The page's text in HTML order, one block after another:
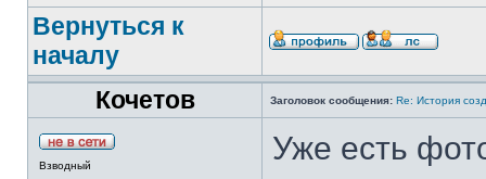
Вернуться к
началу
Кочетов
Заголовок сообщения: Re: История
Взводный
Уже есть